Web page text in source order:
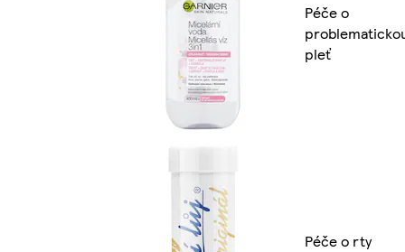
Péče o
pleť
Péče o rty